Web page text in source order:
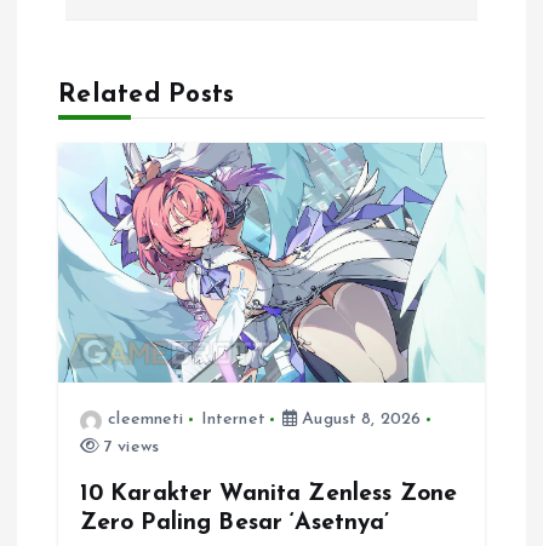
a
v
g
a
t
Related Posts
cleemneti Internet
August 8, 2026
7 views
10 Karakter Wanita Zenless Zone
Zero Paling Besar ‘Asetnya’